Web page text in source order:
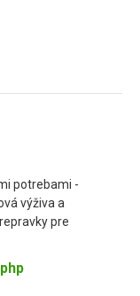
potrebami -
výživa a
pre